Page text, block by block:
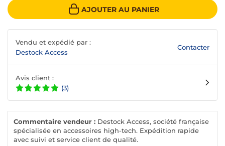
AJOUTER AU PANIER
Vendu et expédié par :
Destock Access
Contacter
Avis client :
(3)
Commentaire vendeur : Destock Access, société française
spécialisée en accessoires high-tech. Expédition rapide
avec suivi et service client de qualité.